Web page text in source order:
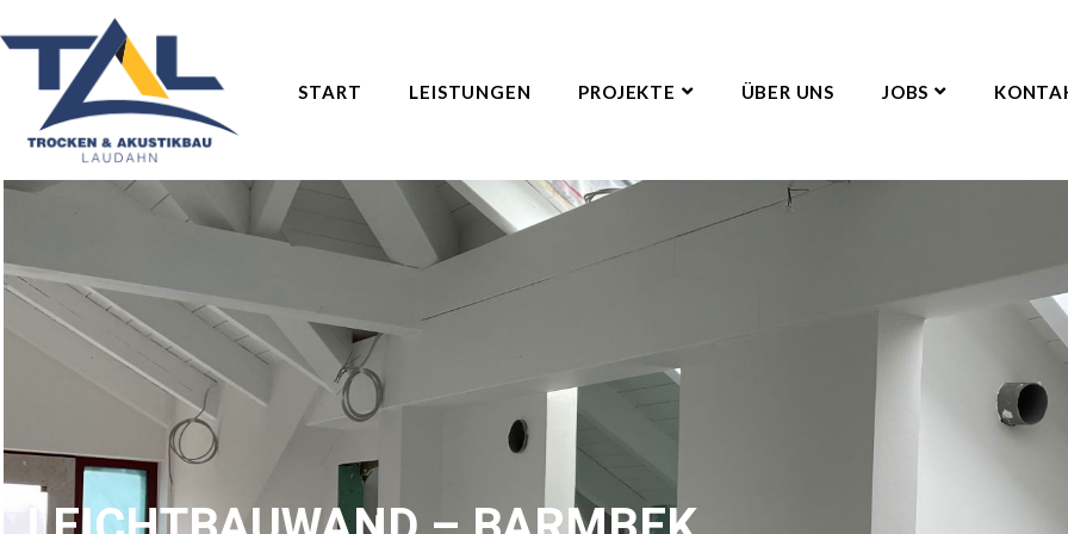
START LEISTUNGEN PROJEKTE ÜBER UNS JOBS